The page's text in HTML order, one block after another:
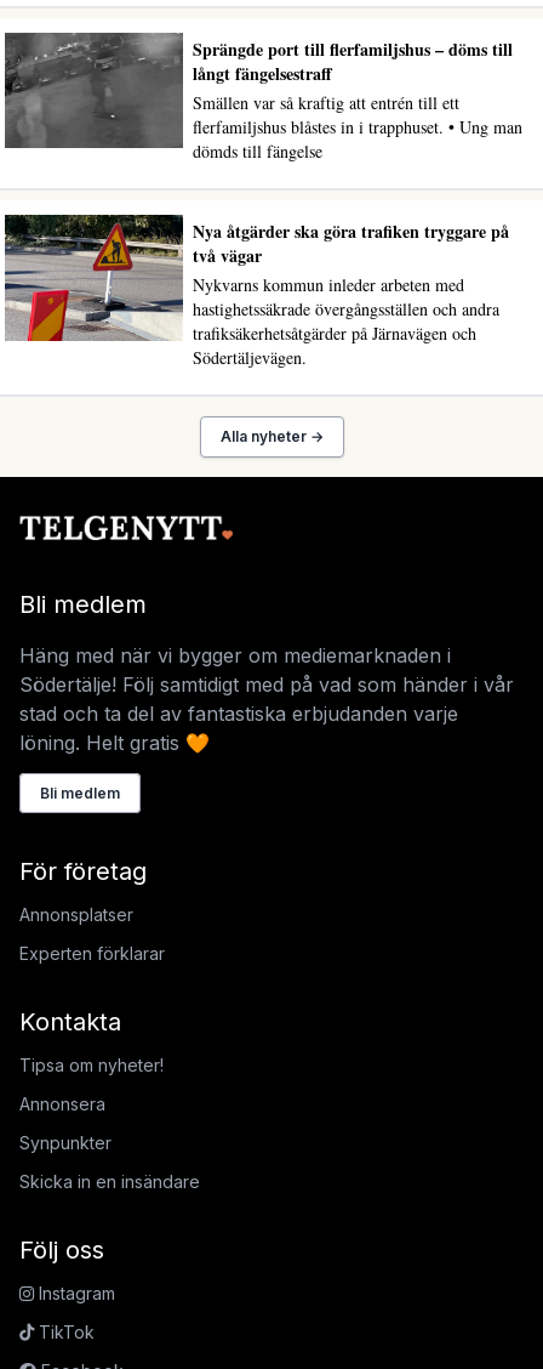
Sprängde port till flerfamiljshus – döms till
långt fängelsestraff
Smällen var så kraftig att entrén till ett
flerfamiljshus blåstes in i trapphuset. • Ung man
dömds till fängelse
Nya åtgärder ska göra trafiken tryggare på
två vägar
Nykvarns kommun inleder arbeten med
hastighetssäkrade övergångsställen och andra
trafiksäkerhetsåtgärder på Järnavägen och
Södertäljevägen.
Alla nyheter →
Bli medlem
Häng med när vi bygger om mediemarknaden i
Södertälje! Följ samtidigt med på vad som händer i vår
stad och ta del av fantastiska erbjudanden varje
löning. Helt gratis 🧡
Bli medlem
För företag
Annonsplatser
Experten förklarar
Kontakta
Tipsa om nyheter!
Annonsera
Synpunkter
Skicka in en insändare
Följ oss
Instagram
TikTok